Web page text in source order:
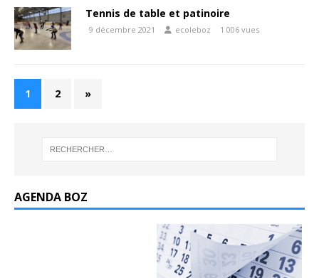
Tennis de table et patinoire
9 décembre 2021 ecoleboz 1 006 vues
1 2 »
AGENDA BOZ